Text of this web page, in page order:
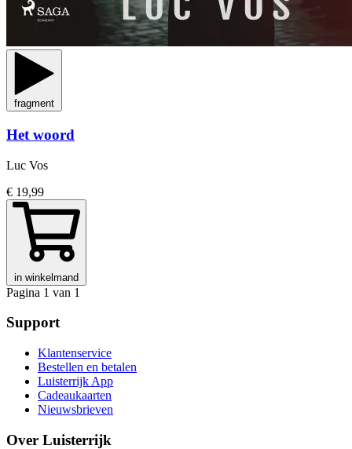
fragment
Het woord
Luc Vos
€ 19,99
in winkelmand
Pagina 1 van 1
Support
Klantenservice
Bestellen en betalen
Luisterrijk App
Cadeaukaarten
Nieuwsbrieven
Over Luisterrijk